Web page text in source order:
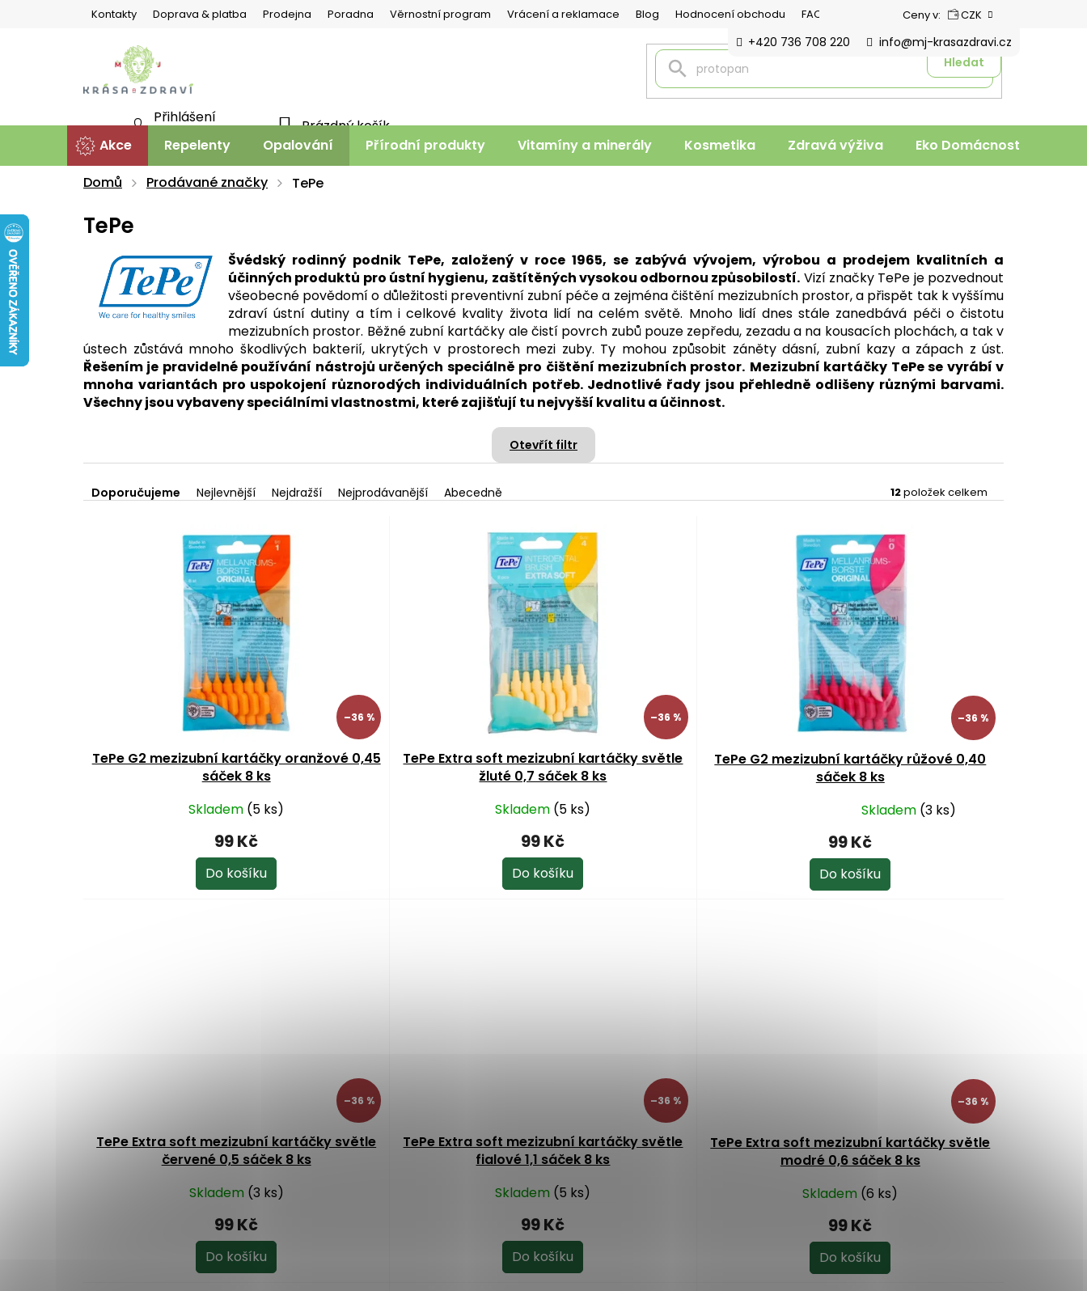
Kontakty Doprava & platba Prodejna Poradna Věrnostní program Vrácení a reklamace Blog Hodnocení obchodu FAQ Ceny v: CZK
Hledat
+420 736 708 220 info@mj-krasazdravi.cz
KOŠÍK
Prázdný košík
Přihlášení
Akce Repelenty Opalování Přírodní produkty Vitamíny a minerály Kosmetika Zdravá výživa Eko Domácnost
Domů
Prodávané značky TePe
TePe
Švédský rodinný podnik TePe, založený v roce 1965, se zabývá vývojem, výrobou a prodejem kvalitních a
účinných produktů pro ústní hygienu, zaštítěných vysokou odbornou způsobilostí. Vizí značky TePe je pozvednout
všeobecné povědomí o důležitosti preventivní zubní péče a zejména čištění mezizubních prostor, a přispět tak k vyššímu
zdraví ústní dutiny a tím i celkové kvality života lidí na celém světě. Mnoho lidí dnes stále zanedbává péči o čistotu
mezizubních prostor. Běžné zubní kartáčky ale čistí povrch zubů pouze zepředu, zezadu a na kousacích plochách, a tak v
ústech zůstává mnoho škodlivých bakterií, ukrytých v prostorech mezi zuby. Ty mohou způsobit záněty dásní, zubní kazy a zápach z úst.
Řešením je pravidelné používání nástrojů určených speciálně pro čištění mezizubních prostor. Mezizubní kartáčky TePe se vyrábí v
mnoha variantách pro uspokojení různorodých individuálních potřeb. Jednotlivé řady jsou přehledně odlišeny různými barvami.
Všechny jsou vybaveny speciálními vlastnostmi, které zajišťují tu nejvyšší kvalitu a účinnost.
Otevřít filtr
a
z
Doporučujeme Nejlevnější Nejdražší Nejprodávanější Abecedně 12položek celkem
–36 %
TePe G2 mezizubní kartáčky oranžové 0,45
sáček 8 ks
Skladem (5 ks)
99 Kč
Do košíku
–36 %
TePe Extra soft mezizubní kartáčky světle
žluté 0,7 sáček 8 ks
Skladem (5 ks)
99 Kč
Do košíku
–36 %
TePe G2 mezizubní kartáčky růžové 0,40
sáček 8 ks
Skladem (3 ks)
99 Kč
Do košíku
–36 %
TePe Extra soft mezizubní kartáčky světle
červené 0,5 sáček 8 ks
Skladem (3 ks)
99 Kč
Do košíku
–36 %
TePe Extra soft mezizubní kartáčky světle
fialové 1,1 sáček 8 ks
Skladem (5 ks)
99 Kč
Do košíku
–36 %
TePe Extra soft mezizubní kartáčky světle
modré 0,6 sáček 8 ks
Skladem (6 ks)
99 Kč
Do košíku